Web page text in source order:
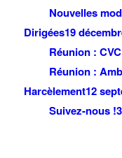
Nouvelles
Dirigées19
Réunion : CVC
Réunion :
Harcèlement12
Suivez-nous !